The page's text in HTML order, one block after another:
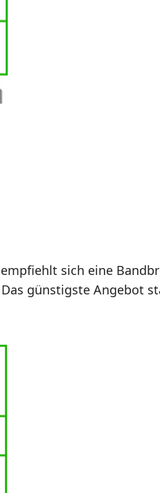
sich eine
günstigste Angebot